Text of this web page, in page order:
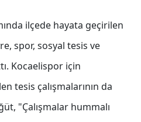
ilçede hayata geçirilen
spor, sosyal tesis ve
Kocaelispor için
tesis çalışmalarının da
"Çalışmalar hummalı